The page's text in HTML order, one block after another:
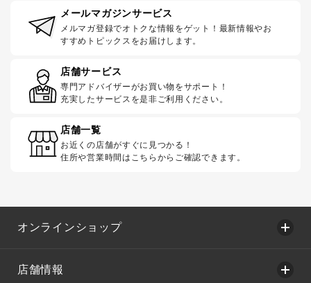
メールマガジンサービス
メルマガ登録でオトクな情報をゲット！最新情報やお
すすめトピックスをお届けします。
店舗サービス
専門アドバイザーがお買い物をサポート！
充実したサービスを是非ご利用ください。
店舗一覧
お近くの店舗がすぐに見つかる！
住所や営業時間はこちらからご確認できます。
オンラインショップ
店舗情報